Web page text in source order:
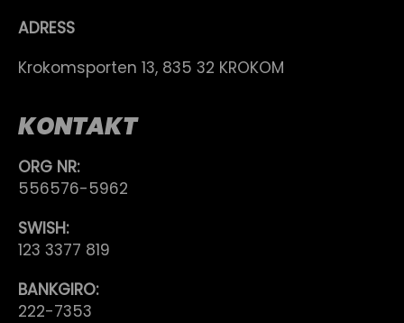
ADRESS
Krokomsporten 13, 835 32 KROKOM
KONTAKT
ORG NR:
556576-5962
SWISH:
123 3377 819
BANKGIRO:
222-7353